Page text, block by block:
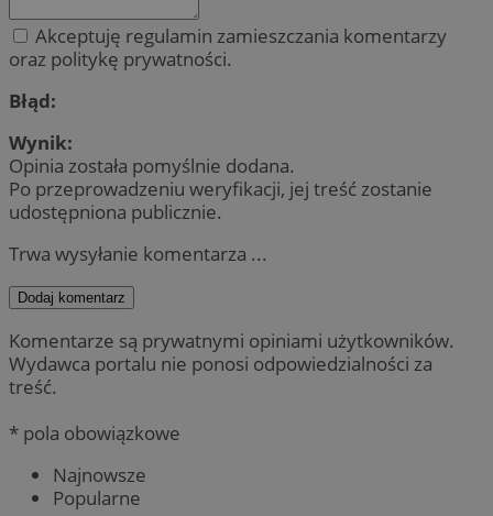
Akceptuję regulamin zamieszczania komentarzy
oraz politykę prywatności.
Błąd:
Wynik:
Opinia została pomyślnie dodana.
Po przeprowadzeniu weryfikacji, jej treść zostanie
udostępniona publicznie.
Trwa wysyłanie komentarza ...
Dodaj komentarz
Komentarze są prywatnymi opiniami użytkowników.
Wydawca portalu nie ponosi odpowiedzialności za
treść.
* pola obowiązkowe
Najnowsze
Popularne